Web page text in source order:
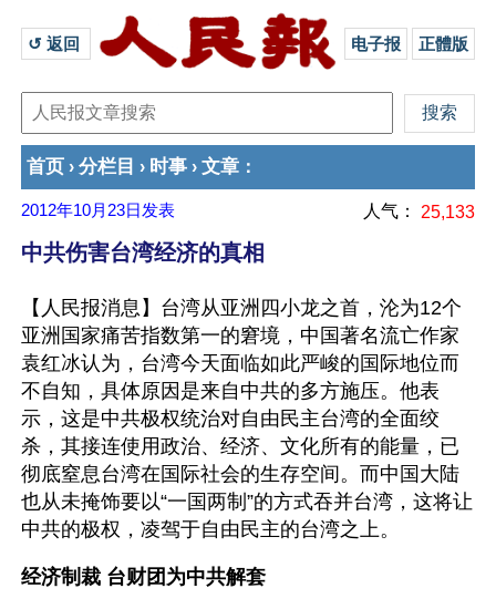
↺ 返回 电子报 正體版
首页 › 分栏目 › 时事 › 文章 ：
2012年10月23日 发表 人气： 25,133
中共伤害台湾经济的真相
【人民报消息】台湾从亚洲四小龙之首，沦为12个
亚洲国家痛苦指数第一的窘境，中国著名流亡作家
袁红冰认为，台湾今天面临如此严峻的国际地位而
不自知，具体原因是来自中共的多方施压。他表
示，这是中共极权统治对自由民主台湾的全面绞
杀，其接连使用政治、经济、文化所有的能量，已
彻底窒息台湾在国际社会的生存空间。而中国大陆
也从未掩饰要以“一国两制”的方式吞并台湾，这将让
中共的极权，凌驾于自由民主的台湾之上。
经济制裁 台财团为中共解套